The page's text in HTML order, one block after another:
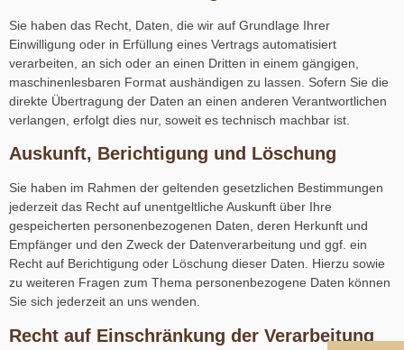
Sie haben das Recht, Daten, die wir auf Grundlage Ihrer
Einwilligung oder in Erfüllung eines Vertrags automatisiert
verarbeiten, an sich oder an einen Dritten in einem gängigen,
maschinenlesbaren Format aushändigen zu lassen. Sofern Sie die
direkte Übertragung der Daten an einen anderen Verantwortlichen
verlangen, erfolgt dies nur, soweit es technisch machbar ist.
Auskunft, Berichtigung und Löschung
Sie haben im Rahmen der geltenden gesetzlichen Bestimmungen
jederzeit das Recht auf unentgeltliche Auskunft über Ihre
gespeicherten personenbezogenen Daten, deren Herkunft und
Empfänger und den Zweck der Datenverarbeitung und ggf. ein
Recht auf Berichtigung oder Löschung dieser Daten. Hierzu sowie
zu weiteren Fragen zum Thema personenbezogene Daten können
Sie sich jederzeit an uns wenden.
Recht auf Einschränkung der Verarbeitung